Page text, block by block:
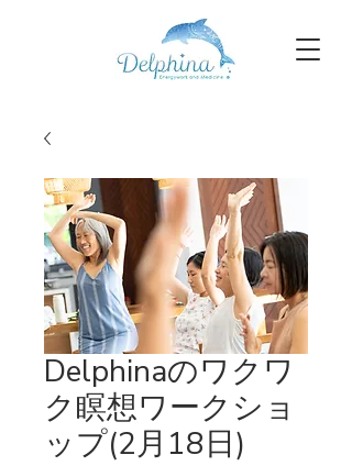
Delphinaのワクワ
ク瞑想ワークショ
ップ(2月18日)